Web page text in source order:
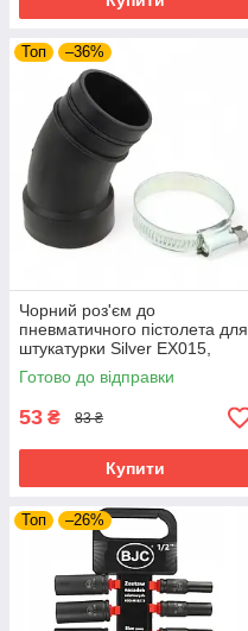
Топ –36%
Чорний роз'єм до
пневматичного пістолета для
штукатурки Silver EX015,
фітинг для підключення
повітря
Готово до відправки
53 ₴ 83 ₴
Купити
Топ –26%